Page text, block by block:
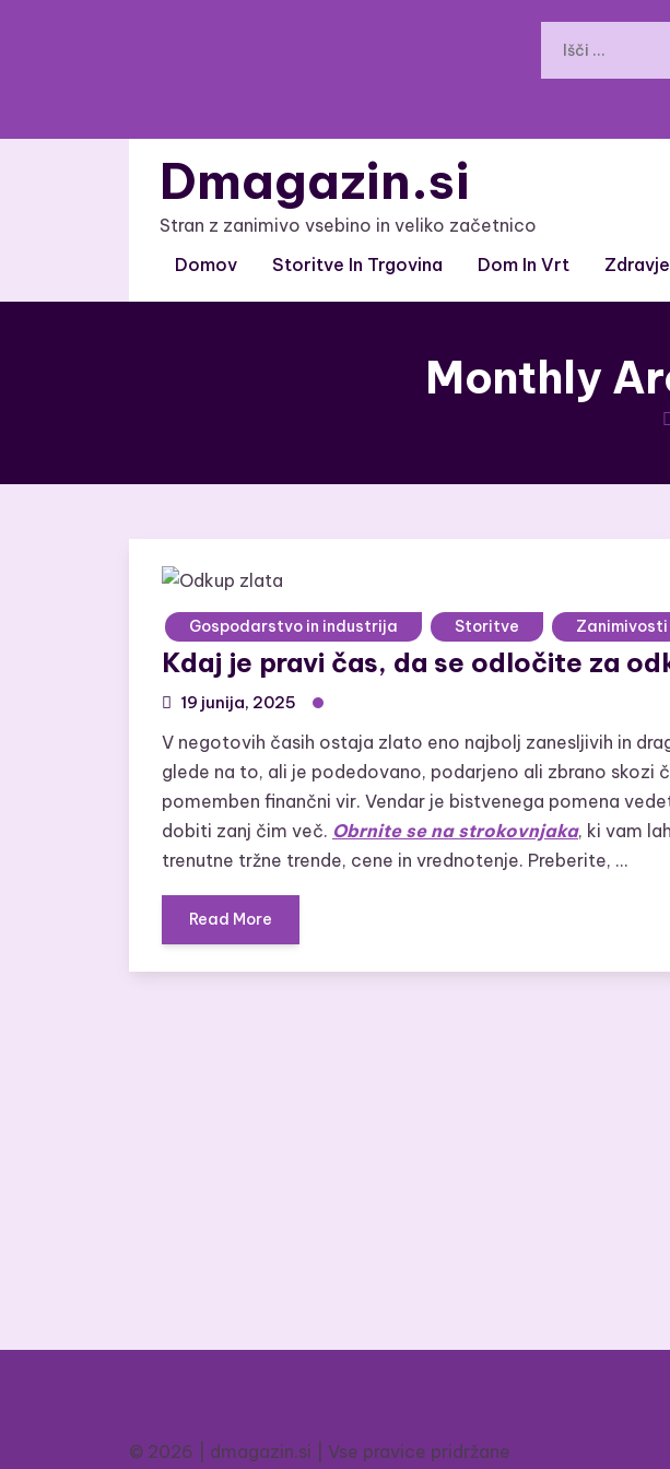
Dmagazin.si
Stran z zanimivo vsebino in veliko začetnico
Domov
Storitve In Trgovina Dom In Vrt
Monthly
Gospodarstvo in industrija Storitve Zanimivosti
Kdaj je pravi čas, da se odločite za
19 junija, 2025
V negotovih časih ostaja zlato eno najbolj zanesljivih in
glede na to, ali je podedovano, podarjeno ali zbrano skozi
pomemben finančni vir. Vendar je bistvenega pomena
dobiti zanj čim več. Obrnite se na strokovnjaka, ki vam
trenutne tržne trende, cene in vrednotenje. Preberite, …
Read More
© 2026 | dmagazin.si | Vse pravice pridržane